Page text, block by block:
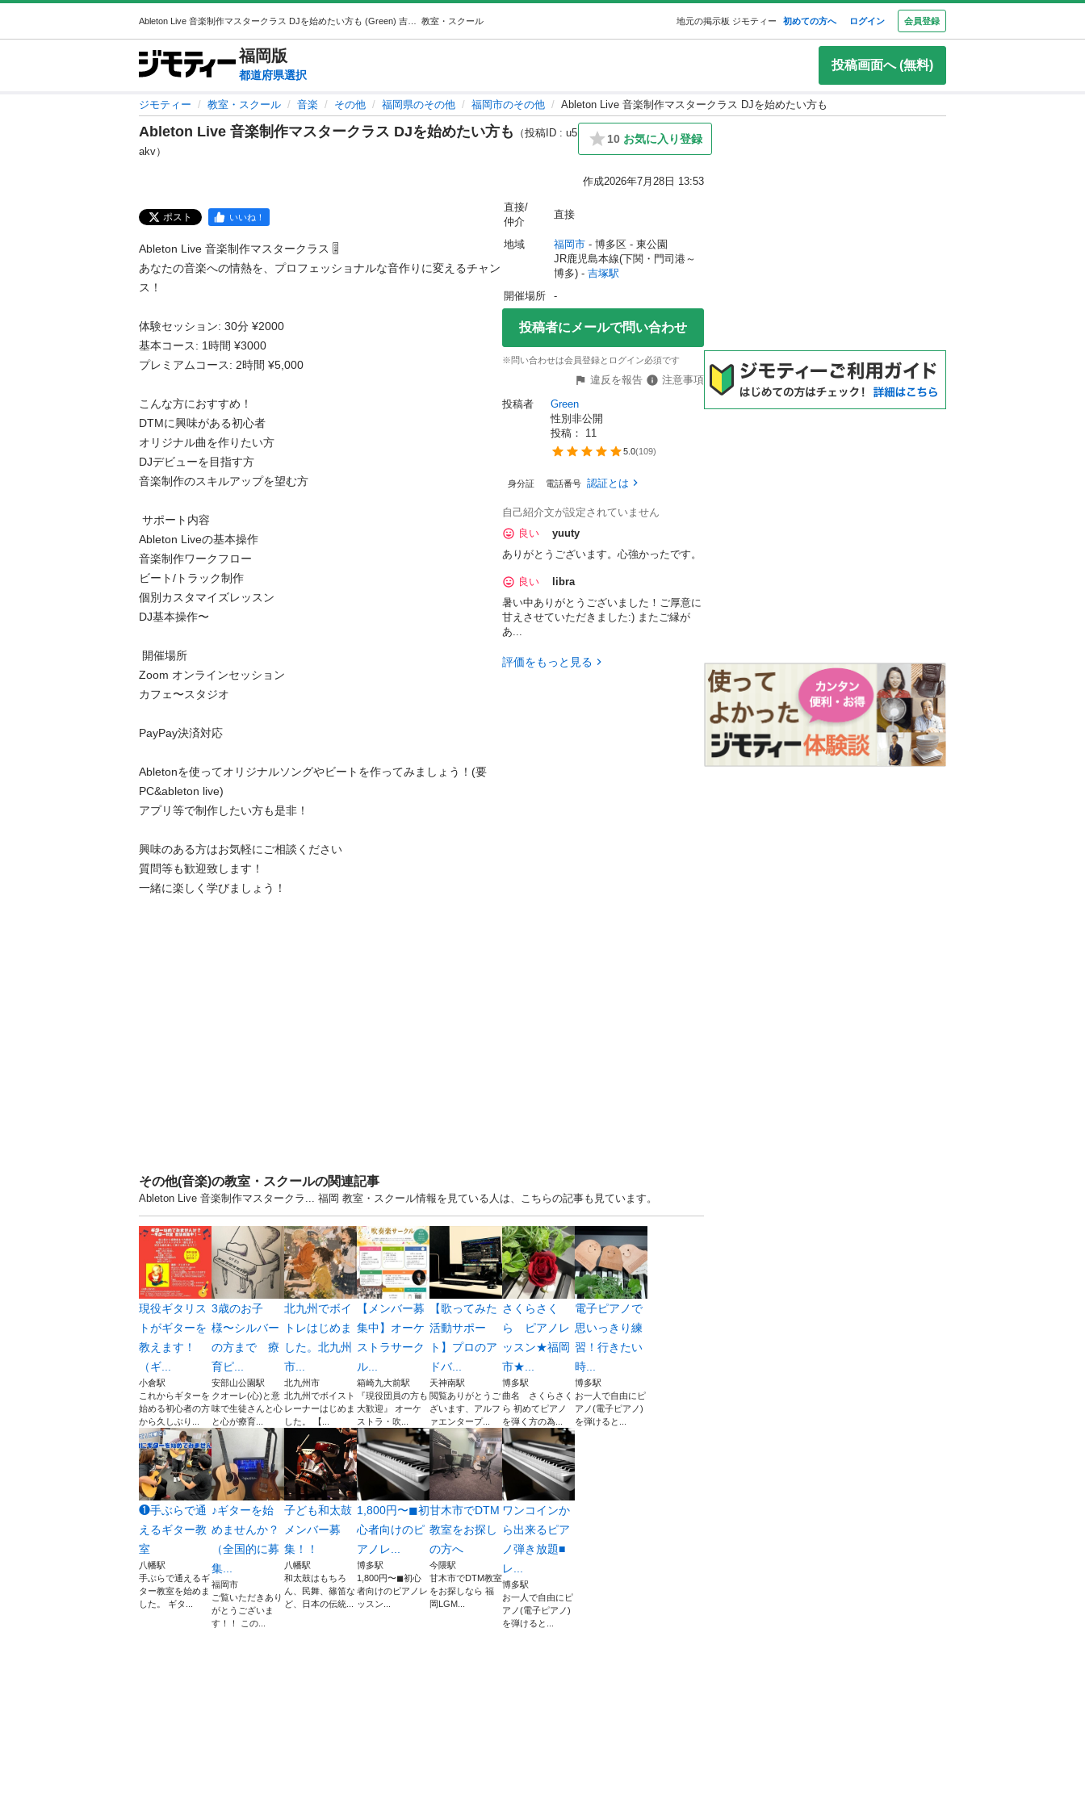
教室・スクール 地元の掲示板 ジモティー 初めての方へ ログイン 会員登録
福岡版
都道府県選択
投稿画面へ (無料)
ジモティー 教室・スクール 音楽 その他 福岡県のその他 福岡市のその他 Ableton Live 音楽制作マスタークラス DJを始めたい方も
Ableton Live 音楽制作マスタークラス DJを始めたい方も
（投稿ID : u5
akv）
10 お気に入り登録
作成2026年7月28日 13:53
ポスト いいね！
Ableton Live 音楽制作マスタークラス 🎚️
あなたの音楽への情熱を、プロフェッショナルな音作りに変えるチャン
ス！
体験セッション: 30分 ¥2000
基本コース: 1時間 ¥3000
プレミアムコース: 2時間 ¥5,000
こんな方におすすめ！
DTMに興味がある初心者
オリジナル曲を作りたい方
DJデビューを目指す方
音楽制作のスキルアップを望む方
Ableton Liveの基本操作
音楽制作ワークフロー
ビート/トラック制作
個別カスタマイズレッスン
DJ基本操作〜
Zoom オンラインセッション
カフェ〜スタジオ
PayPay決済対応
Abletonを使ってオリジナルソングやビートを作ってみましょう！(要
PC&ableton live)
アプリ等で制作したい方も是非！
興味のある方はお気軽にご相談ください
質問等も歓迎致します！
一緒に楽しく学びましょう！
直接/
仲介
直接
地域 福岡市 - 博多区 - 東公園
JR鹿児島本線(下関・門司港～
博多) - 吉塚駅
開催場所
-
投稿者にメールで問い合わせ
※問い合わせは会員登録とログイン必須です
違反を報告
注意事項
投稿者
Green
性別非公開
投稿： 11
5.0(109)
身分証 電話番号 認証とは
自己紹介文が設定されていません
良い
yuuty
ありがとうございます。心強かったです。
良い
libra
暑い中ありがとうございました！ご厚意に
甘えさせていただきました:) またご縁が
あ...
評価をもっと見る
その他(音楽)の教室・スクールの関連記事
Ableton Live 音楽制作マスタークラ... 福岡 教室・スクール情報を見ている人は、こちらの記事も見ています。
現役ギタリス
トがギターを
教えます！
（ギ...
小倉駅
これからギターを
始める初心者の方
から久しぶり...
3歳のお子
様〜シルバー
の方まで 療
育ピ...
安部山公園駅
クオーレ(心)と意
味で生徒さんと心
と心が療育...
北九州でボイ
トレはじめま
した。北九州
市...
北九州市
北九州でボイスト
レーナーはじめま
した。 【...
【メンバー募
集中】オーケ
ストラサーク
ル...
箱崎九大前駅
『現役団員の方も
大歓迎』 オーケ
ストラ・吹...
【歌ってみた
活動サポー
ト】プロのア
ドバ...
天神南駅
閲覧ありがとうご
ざいます、アルフ
ァエンタープ...
さくらさく
ら ピアノレ
ッスン★福岡
市★...
博多駅
曲名 さくらさく
ら 初めてピアノ
を弾く方の為...
電子ピアノで
思いっきり練
習！行きたい
時...
博多駅
お一人で自由にピ
アノ(電子ピアノ)
を弾けると...
❶手ぶらで通
えるギター教
室
八幡駅
手ぶらで通えるギ
ター教室を始めま
した。 ギタ...
♪ギターを始
めませんか？
（全国的に募
集...
福岡市
ご覧いただきあり
がとうございま
す！！ この...
子ども和太鼓
メンバー募
集！！
八幡駅
和太鼓はもちろ
ん、民舞、篠笛な
ど、日本の伝統...
1,800円〜◼︎初
心者向けのピ
アノレ...
博多駅
1,800円〜◼︎初心
者向けのピアノレ
ッスン...
甘木市でDTM
教室をお探し
の方へ
今隈駅
甘木市でDTM教室
をお探しなら 福
岡LGM...
ワンコインか
ら出来るピア
ノ弾き放題■
レ...
博多駅
お一人で自由にピ
アノ(電子ピアノ)
を弾けると...